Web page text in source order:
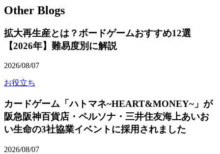
Other Blogs
拡大再生産とは？ボードゲームおすすめ12選
【2026年】難易度別に解説
2026/08/07
お役立ち
カードゲーム「ハトマネ~HEART&MONEY~」が
阪急阪神百貨店・ペルソナ・三井住友海上あいお
い生命の3社協業イベントに採用されました
2026/08/07